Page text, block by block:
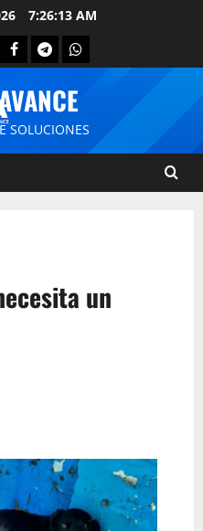
7:26:13 AM
SOLUCIONES
un